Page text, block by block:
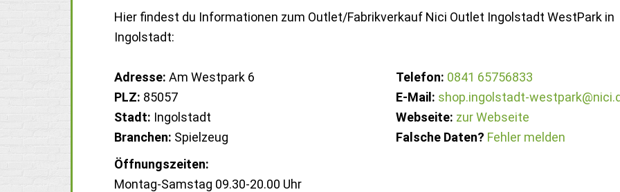
Hier findest du Informationen zum Outlet/Fabrikverkauf Nici Outlet Ingolstadt WestPark in
Ingolstadt:
Adresse: Am Westpark 6
PLZ: 85057
Stadt: Ingolstadt
Branchen: Spielzeug
Telefon: 0841 65756833
E-Mail: shop.ingolstadt-
Webseite: zur Webseite
Falsche Daten? Fehler melden
Öffnungszeiten:
Montag-Samstag 09.30-20.00 Uhr